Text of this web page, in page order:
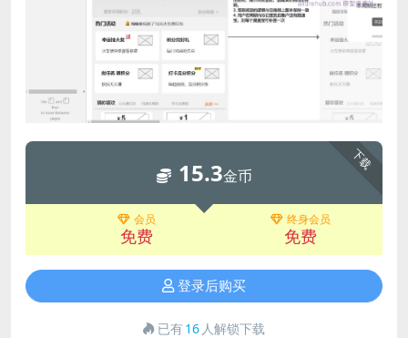
下载
15.3金币
会员
免费
终身会员
免费
登录后购买
已有16 人解锁下载